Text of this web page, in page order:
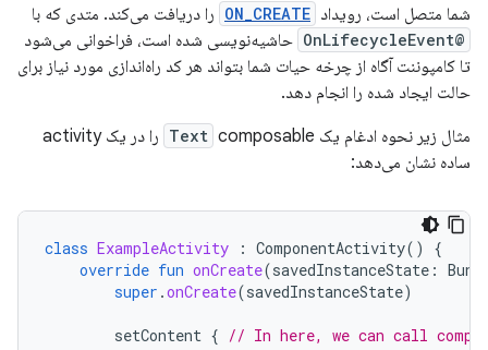
شما متصل است، رویداد ON_CREATE را دریافت می‌کند. متدی که با
@OnLifecycleEvent
حاشیه‌نویسی شده است، فراخوانی می‌شود
تا کامپوننت آگاه از چرخه حیات شما بتواند هر کد راه‌اندازی مورد نیاز برای
حالت ایجاد شده را انجام دهد.
مثال زیر نحوه ادغام یک
Text
composable را در یک activity
ساده نشان می‌دهد:
class ExampleActivity : ComponentActivity()
{
override fun onCreate(savedInstanceState :
super .onCreate(savedInstanceState)
setContent { // In here, we can call